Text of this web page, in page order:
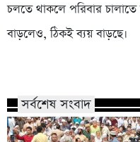
চলতে থাকলে পরিবার
বাড়লেও, ঠিকই ব্যয় বাড়ছে।
সর্বশেষ সংবাদ